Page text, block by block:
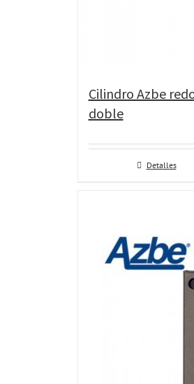
Cilindro Azbe
doble
Detalles